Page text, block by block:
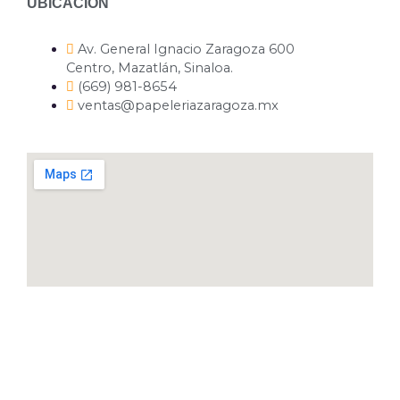
UBICACIÓN
Av. General Ignacio Zaragoza 600
Centro, Mazatlán, Sinaloa.
(669) 981-8654
ventas@papeleriazaragoza.mx